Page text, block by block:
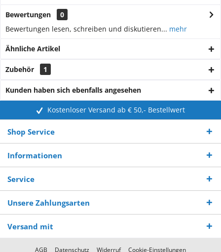
Bewertungen
0
Bewertungen lesen, schreiben und diskutieren... mehr
Ähnliche Artikel
Zubehör 1
Kunden haben sich ebenfalls angesehen
Kostenloser Versand ab € 50,- Bestellwert
Shop Service
Informationen
Service
Unsere Zahlungsarten
Versand mit
AGB Datenschutz Widerruf Cookie-Einstellungen